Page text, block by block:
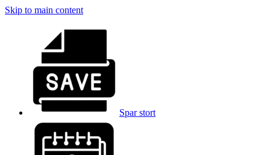
Skip to main content
Spar stort